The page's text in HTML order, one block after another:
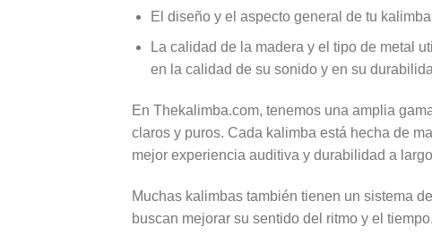
El diseño y el aspecto general de tu
La calidad de la madera y el tipo de metal
en la calidad de su sonido y en su
En Thekalimba.com, tenemos una amplia
claros y puros. Cada kalimba está hecha de
mejor experiencia auditiva y durabilidad a
Muchas kalimbas también tienen un sistema
buscan mejorar su sentido del ritmo y el